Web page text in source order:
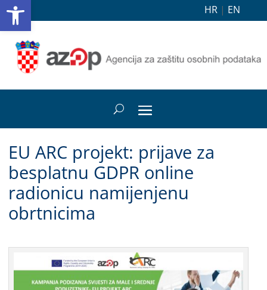
HR | EN
EU ARC projekt: prijave za
besplatnu GDPR online
radionicu namijenjenu
obrtnicima